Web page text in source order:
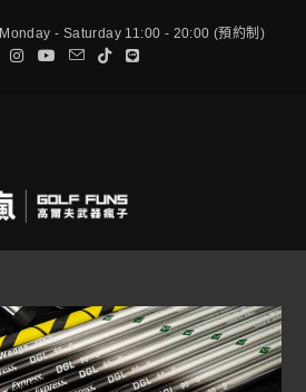
Monday - Saturday 11:00 - 20:00 (預約制)